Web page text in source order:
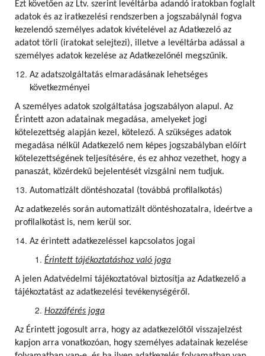
Ezt követően az Ltv. szerint levéltárba adandó iratokban foglalt
adatok és az iratkezelési rendszerben a jogszabálynál fogva
kezelendő személyes adatok kivételével az Adatkezelő az
adatot törli (iratokat selejtezi), illetve a levéltárba adással a
személyes adatok kezelése az Adatkezelőnél megszűnik.
Az adatszolgáltatás elmaradásának lehetséges
következményei
A személyes adatok szolgáltatása jogszabályon alapul. Az
Érintett azon adatainak megadása, amelyeket jogi
kötelezettség alapján kezel, kötelező. A szükséges adatok
megadása nélkül Adatkezelő nem képes jogszabályban előírt
kötelezettségének teljesítésére, és ez ahhoz vezethet, hogy a
panaszát, közérdekű bejelentését vizsgálni nem tudjuk.
Automatizált döntéshozatal (továbbá profilalkotás)
Az adatkezelés során automatizált döntéshozatalra, ideértve a
profilalkotást is, nem kerül sor.
Az érintett adatkezeléssel kapcsolatos jogai
Érintett tájékoztatáshoz való joga
A jelen Adatvédelmi tájékoztatóval biztosítja az Adatkezelő a
tájékoztatást az adatkezelési tevékenységéről.
Hozzáférés joga
Az Érintett jogosult arra, hogy az adatkezelőtől visszajelzést
kapjon arra vonatkozóan, hogy személyes adatainak kezelése